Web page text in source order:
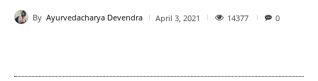
By Ayurvedacharya Devendra April 3, 2021 14377 0